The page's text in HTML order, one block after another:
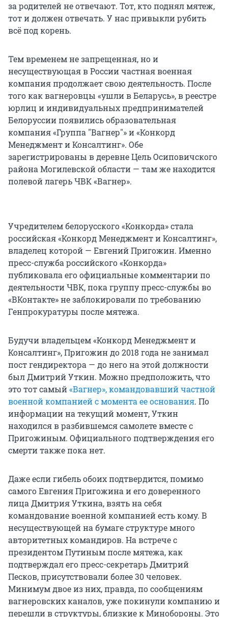
за родителей не отвечают. Тот, кто поднял мятеж,
тот и должен отвечать. У нас привыкли рубить
всё под корень.
Тем временем не запрещенная, но и
несуществующая в России частная военная
компания продолжает свою деятельность. После
того как вагнеровцы «ушли в Беларусь», в реестре
юрлиц и индивидуальных предпринимателей
Белоруссии появились образовательная
компания «Группа "Вагнер"» и «Конкорд
Менеджмент и Консалтинг». Обе
зарегистрированы в деревне Цель Осиповичского
района Могилевской области — там же находится
полевой лагерь ЧВК «Вагнер».
Учредителем белорусского «Конкорда» стала
российская «Конкорд Менеджмент и Консалтинг»,
владелец которой — Евгений Пригожин. Именно
пресс-служба российского «Конкорда»
публиковала его официальные комментарии по
деятельности ЧВК, пока группу пресс-службы во
«ВКонтакте» не заблокировали по требованию
Генпрокуратуры после мятежа.
Будучи владельцем «Конкорд Менеджмент и
Консалтинг», Пригожин до 2018 года не занимал
пост гендиректора — до него на этой должности
был Дмитрий Уткин. Можно предположить, что
это тот самый«Вагнер», командовавший частной
военной компанией с момента ее основания. По
информации на текущий момент, Уткин
находился в разбившемся самолете вместе с
Пригожиным. Официального подтверждения его
смерти также пока нет.
Даже если гибель обоих подтвердится, помимо
самого Евгения Пригожина и его доверенного
лица Дмитрия Уткина, взять на себя
командование военной компанией есть кому. В
несуществующей на бумаге структуре много
авторитетных командиров. На встрече с
президентом Путиным после мятежа, как
подтверждал его пресс-секретарь Дмитрий
Песков, присутствовали более 30 человек.
Минимум двое из них, правда, по сообщениям
вагнеровских каналов, уже покинули компанию и
перешли в структуры, близкие к Минобороны. Это